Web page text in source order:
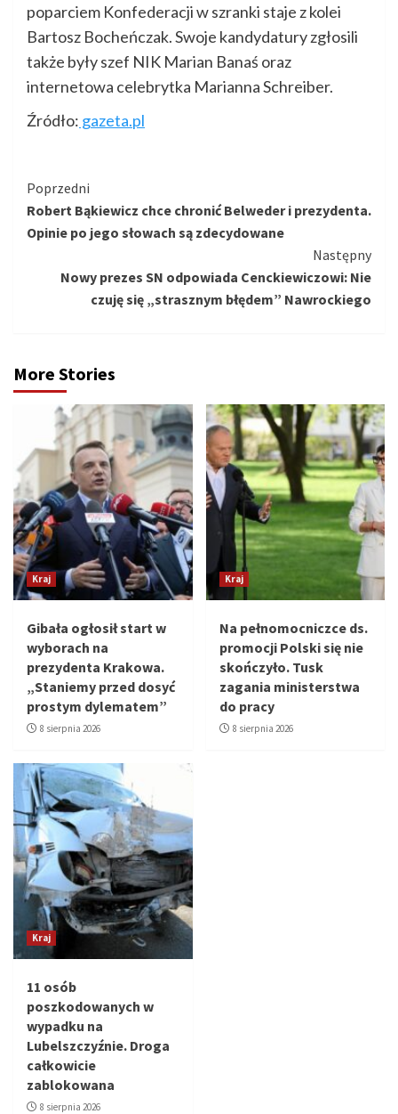
poparciem Konfederacji w szranki staje z kolei
Bartosz Bocheńczak. Swoje kandydatury zgłosili
także były szef NIK Marian Banaś oraz
internetowa celebrytka Marianna Schreiber.
Źródło: gazeta.pl
Kontynuuj
czytanie
Poprzedni
Robert Bąkiewicz chce chronić Belweder i prezydenta.
Opinie po jego słowach są zdecydowane
Następny
Nowy prezes SN odpowiada Cenckiewiczowi: Nie
czuję się „strasznym błędem” Nawrockiego
More Stories
Kraj
Gibała ogłosił start w
wyborach na
prezydenta Krakowa.
„Staniemy przed dosyć
prostym dylematem”
8 sierpnia 2026
Kraj
Na pełnomocniczce ds.
promocji Polski się nie
skończyło. Tusk
zagania ministerstwa
do pracy
8 sierpnia 2026
Kraj
11 osób
poszkodowanych w
wypadku na
Lubelszczyźnie. Droga
całkowicie
zablokowana
8 sierpnia 2026